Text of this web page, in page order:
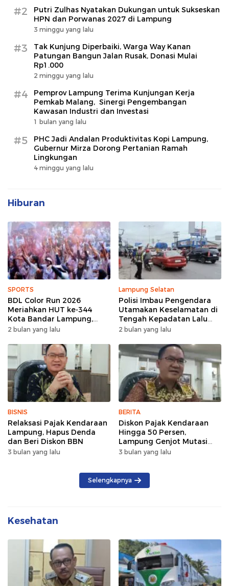
#2
Putri Zulhas Nyatakan Dukungan untuk Sukseskan
HPN dan Porwanas 2027 di Lampung
3 minggu yang lalu
#3
Tak Kunjung Diperbaiki, Warga Way Kanan
Patungan Bangun Jalan Rusak, Donasi Mulai
Rp1.000
2 minggu yang lalu
#4
Pemprov Lampung Terima Kunjungan Kerja
Pemkab Malang, Sinergi Pengembangan
Kawasan Industri dan Investasi
1 bulan yang lalu
#5
PHC Jadi Andalan Produktivitas Kopi Lampung,
Gubernur Mirza Dorong Pertanian Ramah
Lingkungan
4 minggu yang lalu
Hiburan
SPORTS
BDL Color Run 2026
Meriahkan HUT ke-344
Kota Bandar Lampung,
Wujud Semangat Sehat
2 bulan yang lalu
Lampung Selatan
Polisi Imbau Pengendara
Utamakan Keselamatan di
Tengah Kepadatan Lalu
Lintas Pagi Hari
2 bulan yang lalu
BISNIS
Relaksasi Pajak Kendaraan
Lampung, Hapus Denda
dan Beri Diskon BBN
3 bulan yang lalu
BERITA
Diskon Pajak Kendaraan
Hingga 50 Persen,
Lampung Genjot Mutasi
Kendaraan Luar Daerah
3 bulan yang lalu
Selengkapnya
Kesehatan